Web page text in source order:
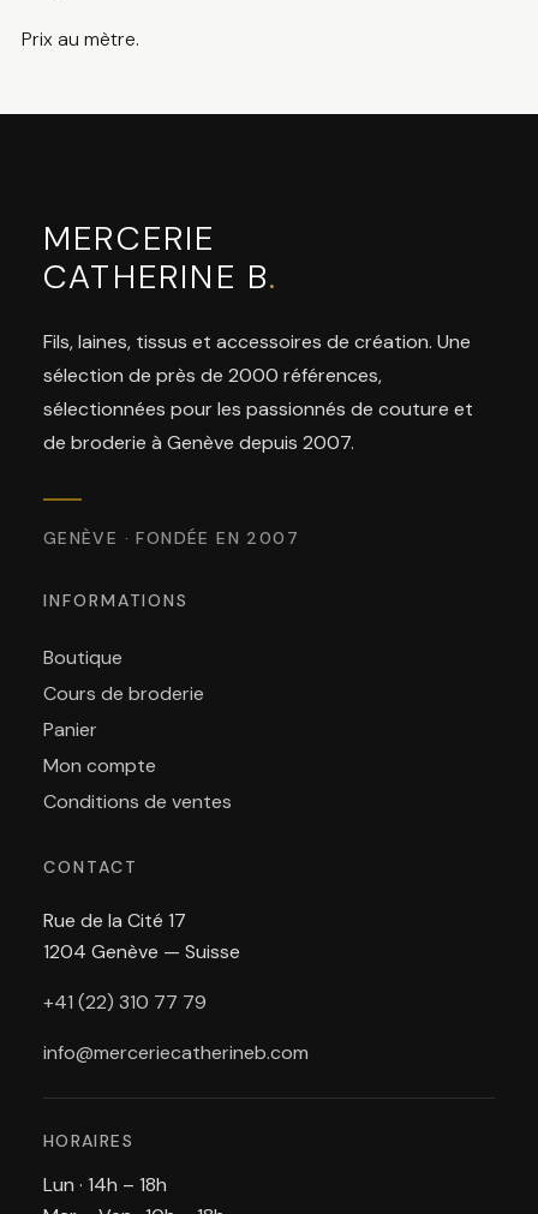
Prix au mètre.
MERCERIE
CATHERINE B.
Fils, laines, tissus et accessoires de création. Une
sélection de près de 2000 références,
sélectionnées pour les passionnés de couture et
de broderie à Genève depuis 2007.
GENÈVE · FONDÉE EN 2007
INFORMATIONS
Boutique
Cours de broderie
Panier
Mon compte
Conditions de ventes
CONTACT
Rue de la Cité 17
1204 Genève — Suisse
+41 (22) 310 77 79
info@merceriecatherineb.com
HORAIRES
Lun · 14h – 18h